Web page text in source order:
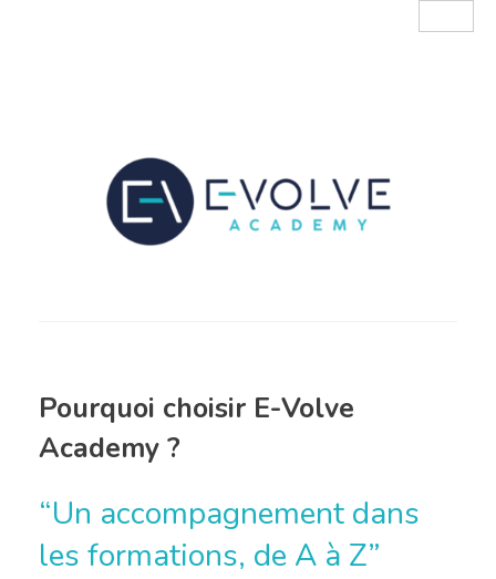
Pourquoi choisir E-Volve
Academy ?
“Un accompagnement dans
les formations, de A à Z”